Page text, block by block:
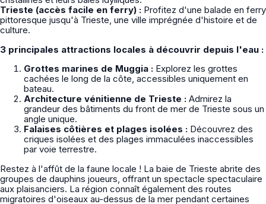
Trieste (accès facile en ferry) : Profitez d'une balade en ferry
pittoresque jusqu'à Trieste, une ville imprégnée d'histoire et de
culture.
3 principales attractions locales à découvrir depuis l'eau :
Grottes marines de Muggia : Explorez les grottes
cachées le long de la côte, accessibles uniquement en
bateau.
Architecture vénitienne de Trieste : Admirez la
grandeur des bâtiments du front de mer de Trieste sous un
angle unique.
Falaises côtières et plages isolées : Découvrez des
criques isolées et des plages immaculées inaccessibles
par voie terrestre.
Restez à l'affût de la faune locale ! La baie de Trieste abrite des
groupes de dauphins joueurs, offrant un spectacle spectaculaire
aux plaisanciers. La région connaît également des routes
migratoires d'oiseaux au-dessus de la mer pendant certaines